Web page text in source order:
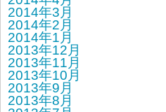
2014年3月
2014年2月
2014年1月
2013年12月
2013年11月
2013年10月
2013年9月
2013年8月